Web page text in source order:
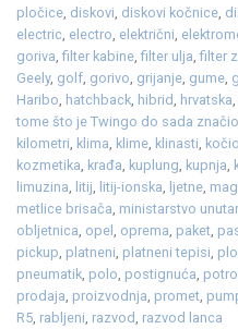
pločice diskovi diskovi kočnice
electric electro električni
goriva ,filter kabine ,filter ulja ,filter
Geely, golf gorivo grijanje gume
Haribo hatchback hibrid hrvatska
tome što je Twingo do sada
kilometri klima klime klinasti
kozmetika krađa kuplung kupnja
limuzina litij litij-ionska ljetne
metlice brisača ministarstvo
obljetnica opel oprema paket
pickup platneni platneni tepisi
pneumatik polo postignuća
prodaja proizvodnja promet
R5 rabljeni razvod razvod lanca